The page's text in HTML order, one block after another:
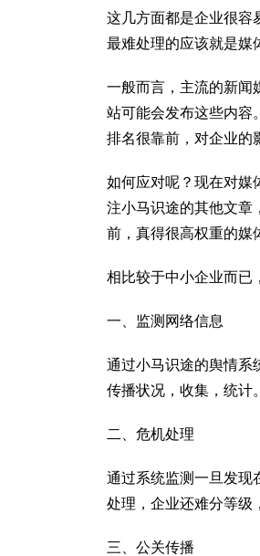
这几方面都是企业很容
最难处理的应该就是媒
一般而言，主流的新闻
站可能会发布这些内容
排名很靠前，对企业的
如何应对呢？现在对媒
注小马识途的其他文章
前，真得很高权重的媒
相比较于中小企业而已
一、监测网络信息
通过小马识途的舆情系
传播状况，收集，统计
二、危机处理
通过系统监测一旦发现
处理，企业还难分等级
三、公关传播